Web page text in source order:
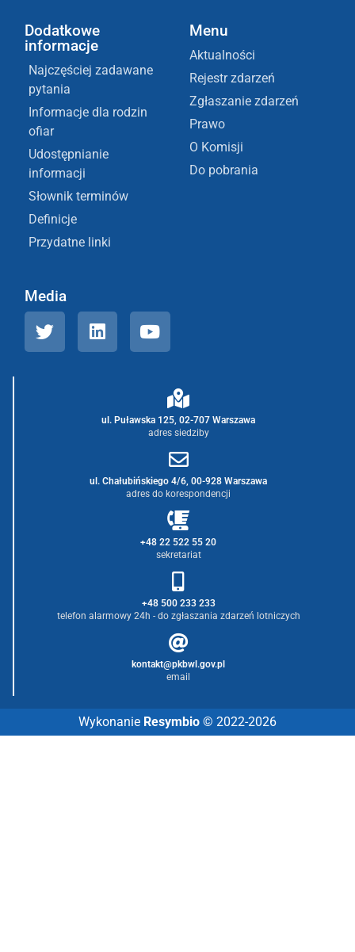
Dodatkowe
informacje
Najczęściej zadawane
pytania
Informacje dla rodzin
ofiar
Udostępnianie
informacji
Słownik terminów
Definicje
Przydatne linki
Menu
Aktualności
Rejestr zdarzeń
Zgłaszanie zdarzeń
Prawo
O Komisji
Do pobrania
Media
ul. Puławska 125, 02-707 Warszawa
adres siedziby
ul. Chałubińskiego 4/6, 00-928 Warszawa
adres do korespondencji
+48 22 522 55 20
sekretariat
+48 500 233 233
telefon alarmowy 24h - do zgłaszania zdarzeń lotniczych
kontakt@pkbwl.gov.pl
email
Wykonanie Resymbio © 2022-2026